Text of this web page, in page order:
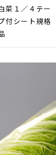
菜１／４テー
付シート規格